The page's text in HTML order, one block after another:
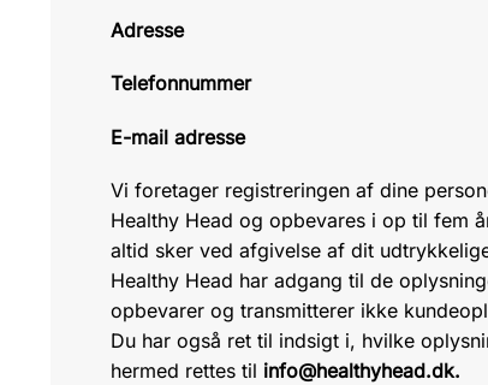
Adresse
Telefonnummer
E-mail adresse
Vi foretager registreringen af dine
Healthy Head og opbevares i op til fem
altid sker ved afgivelse af dit
Healthy Head har adgang til de
opbevarer og transmitterer ikke
Du har også ret til indsigt i, hvilke
hermed rettes til info@healthyhead.dk.